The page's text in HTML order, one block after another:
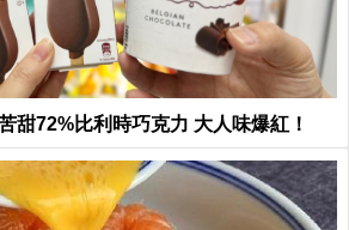
甜72%比利時巧克力 大人味爆紅！